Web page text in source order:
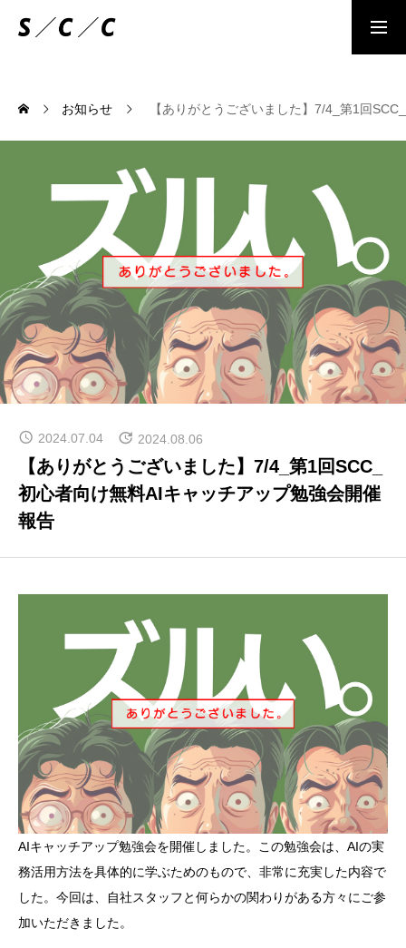
ENERGY
環境や経済エネルギーをどう活かすべきか？
TECHNOLOGY
人が減っても大丈夫な仕組みとは？
DESIGN
次の時代のデザインの役割とは？
NEWS
MEMBERS
メンバー一覧
人口減少の最前線からの現場レポート
お知らせ 【ありがとうございました】7/4_第1回
2024.07.04 2024.08.06
【ありがとうございました】7/4_第1回SCC_
初心者向け無料AIキャッチアップ勉強会開催
報告
AIキャッチアップ勉強会を開催しました。この勉強会は、AIの実
務活用方法を具体的に学ぶためのもので、非常に充実した内容で
した。今回は、自社スタッフと何らかの関わりがある方々にご参
加いただきました。